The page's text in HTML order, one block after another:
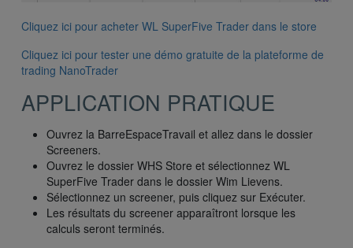
Cliquez ici pour acheter WL SuperFive Trader dans le store
Cliquez ici pour tester une démo gratuite de la plateforme de
trading NanoTrader
APPLICATION PRATIQUE
Ouvrez la BarreEspaceTravail et allez dans le dossier
Screeners.
Ouvrez le dossier WHS Store et sélectionnez WL
SuperFive Trader dans le dossier Wim Lievens.
Sélectionnez un screener, puis cliquez sur Exécuter.
Les résultats du screener apparaîtront lorsque les
calculs seront terminés.